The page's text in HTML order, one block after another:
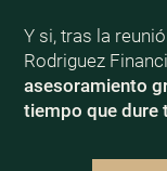
Y si, tras la
Rodriguez
asesoramiento
tiempo que dure